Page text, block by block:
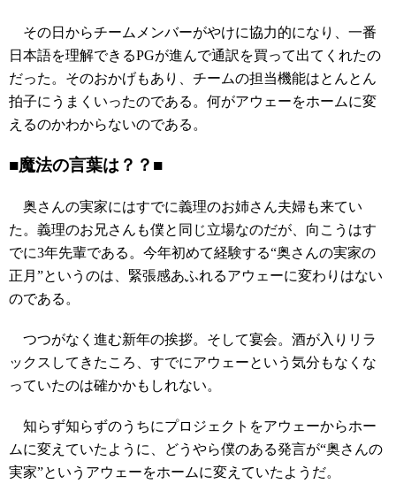
その日からチームメンバーがやけに協力的になり、一番
日本語を理解できるPGが進んで通訳を買って出てくれたの
だった。そのおかげもあり、チームの担当機能はとんとん
拍子にうまくいったのである。何がアウェーをホームに変
えるのかわからないのである。
■魔法の言葉は？？■
奥さんの実家にはすでに義理のお姉さん夫婦も来てい
た。義理のお兄さんも僕と同じ立場なのだが、向こうはす
でに3年先輩である。今年初めて経験する“奥さんの実家の
正月”というのは、緊張感あふれるアウェーに変わりはない
のである。
つつがなく進む新年の挨拶。そして宴会。酒が入りリラ
ックスしてきたころ、すでにアウェーという気分もなくな
っていたのは確かかもしれない。
知らず知らずのうちにプロジェクトをアウェーからホー
ムに変えていたように、どうやら僕のある発言が“奥さんの
実家”というアウェーをホームに変えていたようだ。